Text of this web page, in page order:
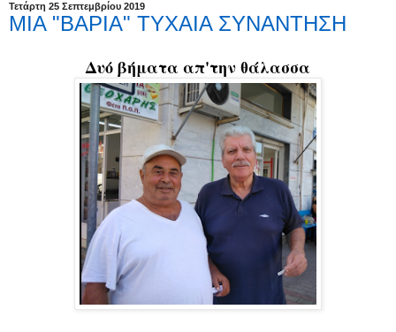
Τετάρτη 25 Σεπτεμβρίου 2019
ΜΙΑ "ΒΑΡΙΑ" ΤΥΧΑΙΑ ΣΥΝΑΝΤΗΣΗ
Δυό βήματα απ'την θάλασσα